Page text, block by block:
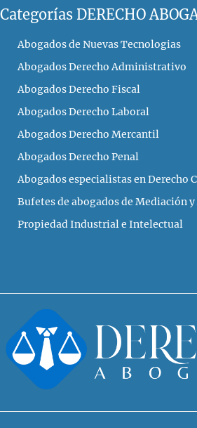
Categorías DERECHO
Abogados de Nuevas Tecnologias
Abogados Derecho Administrativo
Abogados Derecho Fiscal
Abogados Derecho Laboral
Abogados Derecho Mercantil
Abogados Derecho Penal
Abogados especialistas en Derecho
Bufetes de abogados de Mediación
Propiedad Industrial e Intelectual